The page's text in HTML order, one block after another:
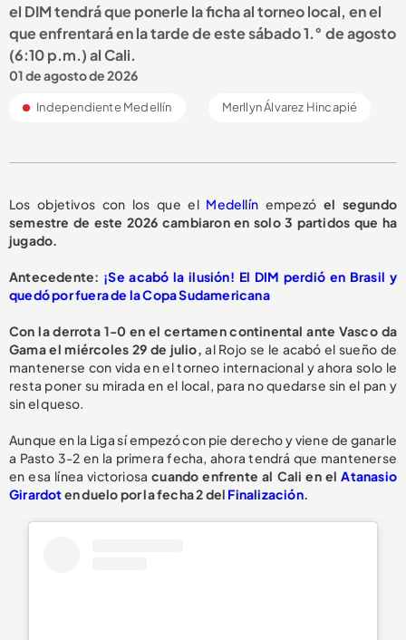
el DIM tendrá que ponerle la ficha al torneo local, en el
que enfrentará en la tarde de este sábado 1.° de agosto
(6:10 p.m.) al Cali.
01 de agosto de 2026
Independiente Medellín Merllyn Álvarez Hincapié
Los objetivos con los que el Medellín empezóel segundo
semestre de este 2026 cambiaron en solo 3 partidos que ha
jugado.
Antecedente: ¡Se acabó la ilusión! El DIM perdió en Brasil y
quedó por fuera de la Copa Sudamericana
Con la derrota 1-0 en el certamen continental ante Vasco da
Gama el miércoles 29 de julio, al Rojo se le acabó el sueño de
mantenerse con vida en el torneo internacional y ahora solo le
resta poner su mirada en el local, para no quedarse sin el pan y
sin el queso.
Aunque en la Liga sí empezó con pie derecho y viene de ganarle
a Pasto 3-2 en la primera fecha, ahora tendrá que mantenerse
en esa línea victoriosacuando enfrente al Cali en elAtanasio
Girardoten duelo por la fecha 2 del Finalización.